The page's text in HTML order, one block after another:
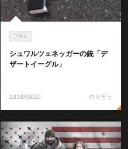
コラム
シュワルツェネッガーの銃「デ
ザートイーグル」
2018/09/10 のりぞう